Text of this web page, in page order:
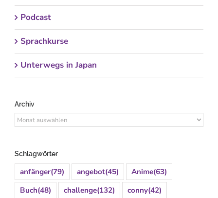
Podcast
Sprachkurse
Unterwegs in Japan
Archiv
Archiv
Schlagwörter
anfänger(79) angebot(45) Anime(63)
Buch(48) challenge(132) conny(42)